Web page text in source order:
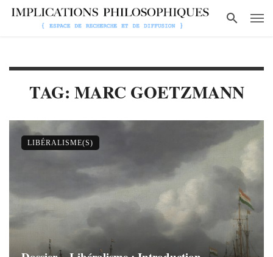
TAG: MARC GOETZMANN
LIBÉRALISME(S)